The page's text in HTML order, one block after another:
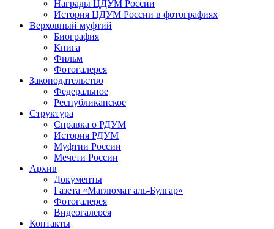
Награды ЦДУМ России
История ЦДУМ России в фотографиях
Верховный муфтий
Биография
Книга
Фильм
Фотогалерея
Законодательство
Федеральное
Республиканское
Структура
Справка о РДУМ
История РДУМ
Муфтии России
Мечети России
Архив
Документы
Газета «Маглюмат аль-Булгар»
Фотогалерея
Видеогалерея
Контакты